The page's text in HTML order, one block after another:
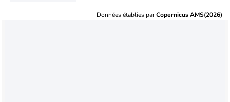
Données établies parCopernicus AMS(2026)